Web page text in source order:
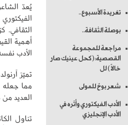
تغريدة الأسبوع..
بوصلة الثقافة..
مراجعة للمجموعة
القصصية:(كحل عينيك صار
خالاً) لل
شعر بوحٌ للمولى
الأدب الفيكتوري وأثره في
الأدب الإنجليزي
الثقافي.
أهمية
الأدب
تميّز
مما جعله
العديد
تناول